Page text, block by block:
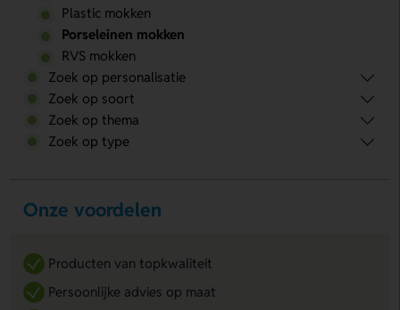
Plastic mokken
Porseleinen mokken
RVS mokken
Zoek op personalisatie
Zoek op soort
Zoek op thema
Zoek op type
Onze voordelen
Producten van topkwaliteit
Persoonlijke advies op maat